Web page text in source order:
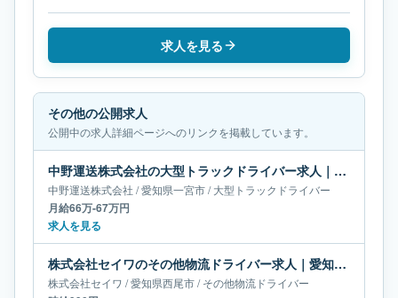
求人を見る
その他の公開求人
公開中の求人詳細ページへのリンクを掲載しています。
中野運送株式会社の大型トラックドライバー求人｜愛知県一宮市｜月給66万-67万円
中野運送株式会社 /愛知県一宮市/大型トラックドライバー
月給66万-67万円
求人を見る
株式会社セイワのその他物流ドライバー求人｜愛知県西尾市
株式会社セイワ /愛知県西尾市/その他物流ドライバー